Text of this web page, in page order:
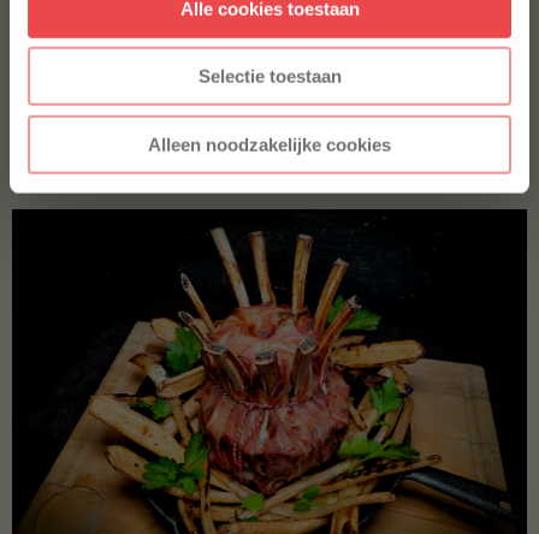
Alle cookies toestaan
Selectie toestaan
Alleen noodzakelijke cookies
Meer weten?
Kijk dan eerst even of je vraag wordt beantwoord bij
veelgestelde vragen . Staat jouw vraag daar niet
tussen? Dan mag je altijd
met ons opnemen!
* Alleen voor nieuwe inschrijvers, korting niet geldig op reeds
afgeprijsde producten.